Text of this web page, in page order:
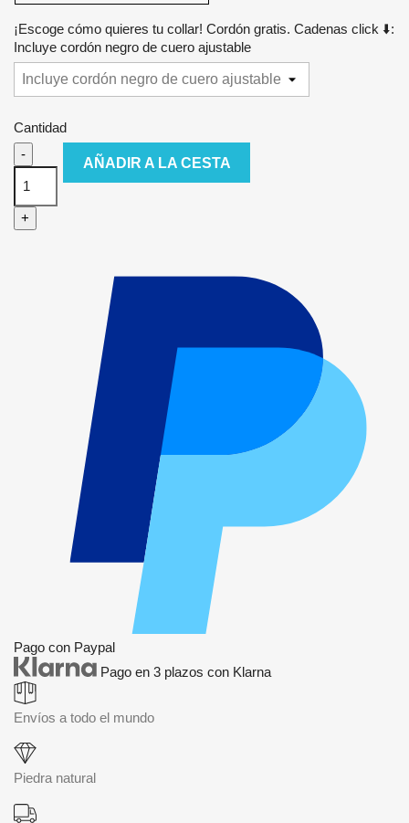
¡Escoge cómo quieres tu collar! Cordón gratis. Cadenas click ⬇️:
Incluye cordón negro de cuero ajustable
Cantidad
-
+
AÑADIR A LA CESTA
Pago con Paypal
Pago en 3 plazos con Klarna
Envíos a todo el mundo
Piedra natural